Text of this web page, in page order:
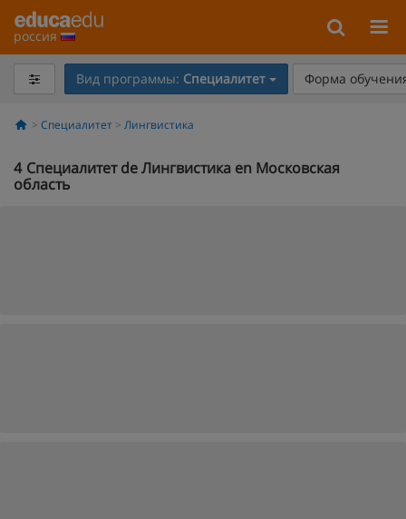
россия
Вид программы: Специалитет Форма
Специалитет Лингвистика
4 Специалитет de Лингвистика en Московская
область